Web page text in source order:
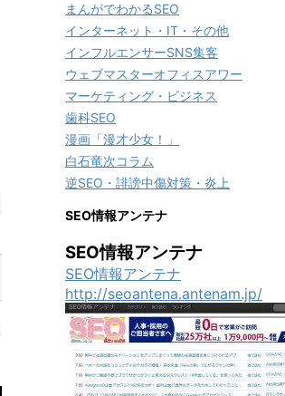
まんがでわかるSEO
インターネット・IT・その他
インフルエンサーSNS集客
ウェブマスターオフィスアワー
マーケティング・ビジネス
歯科SEO
漫画「漫才少女！」
白石竜次コラム
逆SEO・誹謗中傷対策・炎上
SEO情報アンテナ
SEO情報アンテナ
SEO情報アンテナ
http://seoantena.antenam.jp/